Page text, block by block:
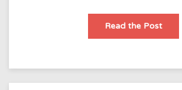
Read the Postहम